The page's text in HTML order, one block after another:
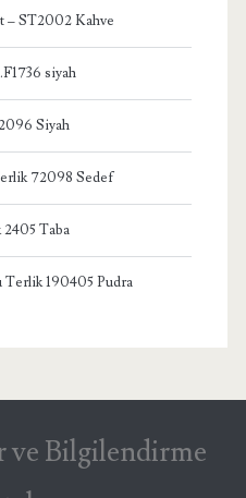
– ST2002 Kahve
siyah
Siyah
72098 Sedef
Taba
Terlik 190405 Pudra
ve Bilgilendirme